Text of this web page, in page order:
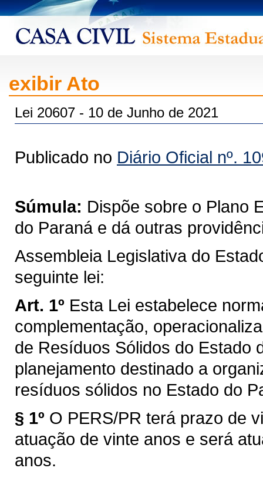
exibir Ato
Lei 20607 - 10 de Junho de 2021
Publicado no Diário Oficial nº.
Súmula: Dispõe sobre o Plano
do Paraná e dá outras
Assembleia Legislativa do
seguinte lei:
Art. 1º Esta Lei estabelece
complementação,
de Resíduos Sólidos do Estado
planejamento destinado a
resíduos sólidos no Estado do
§ 1º O PERS/PR terá prazo de
atuação de vinte anos e será
anos.